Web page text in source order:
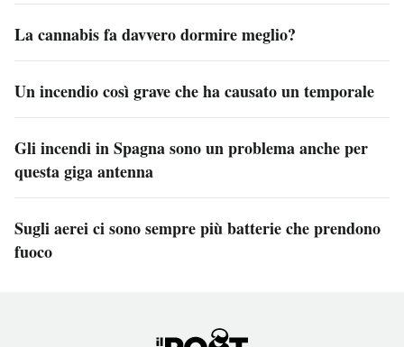
La cannabis fa davvero dormire meglio?
Un incendio così grave che ha causato un temporale
Gli incendi in Spagna sono un problema anche per
questa giga antenna
Sugli aerei ci sono sempre più batterie che prendono
fuoco